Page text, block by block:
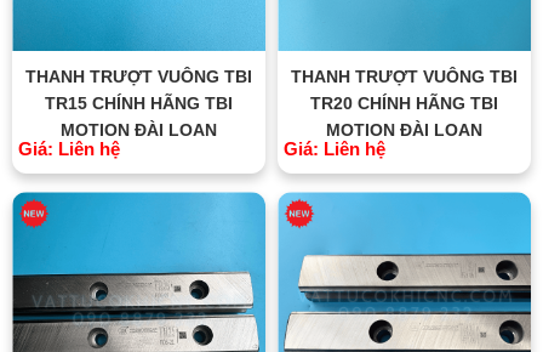
THANH TRƯỢT VUÔNG TBI
TR15 CHÍNH HÃNG TBI
MOTION ĐÀI LOAN
Giá: Liên hệ
THANH TRƯỢT VUÔNG TBI
TR20 CHÍNH HÃNG TBI
MOTION ĐÀI LOAN
Giá: Liên hệ